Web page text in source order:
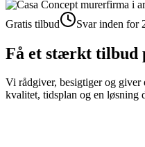
Gratis tilbud Svar inden for
Få et stærkt tilbud
Vi rådgiver, besigtiger og
kvalitet, tidsplan og en løsning